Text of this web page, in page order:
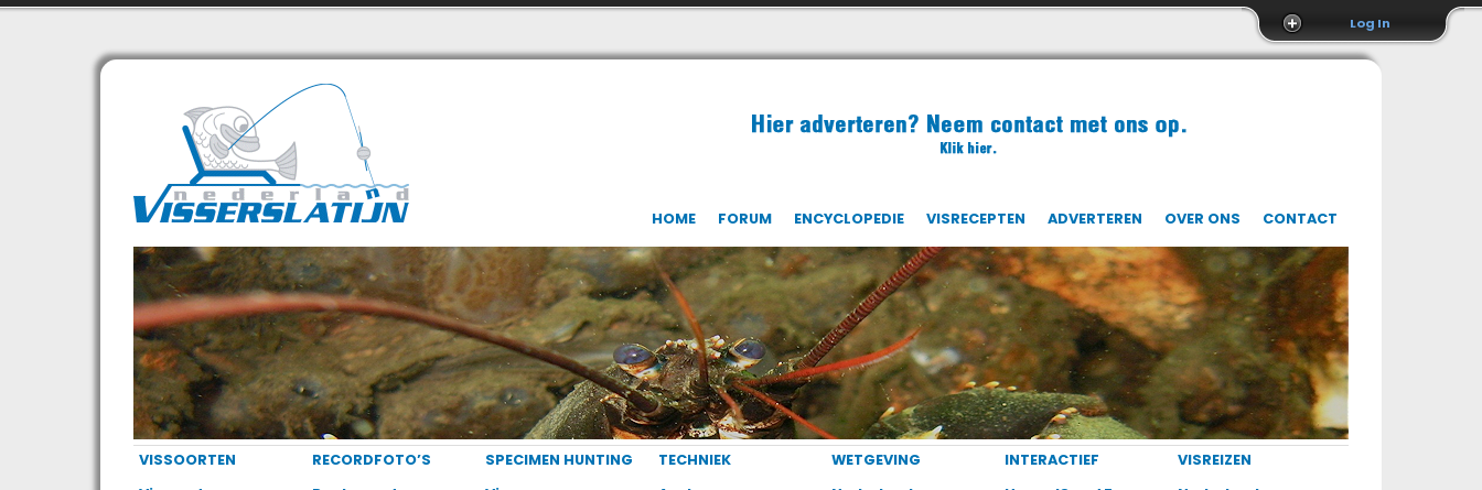
Log In
HOME FORUM ENCYCLOPEDIE VISRECEPTEN ADVERTEREN OVER ONS CONTACT
VISSOORTEN
RECORDFOTO’S
SPECIMEN HUNTING
TECHNIEK
WETGEVING
INTERACTIEF
VISREIZEN